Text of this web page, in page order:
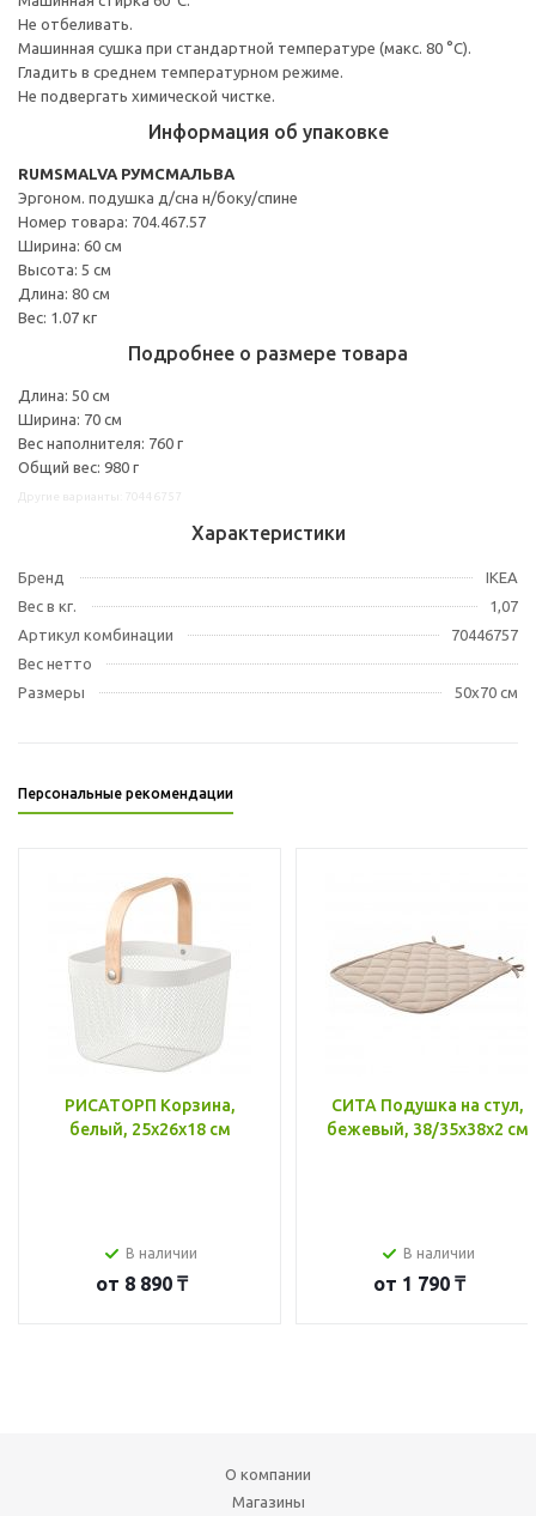
Не отбеливать.
Машинная сушка при стандартной температуре (макс. 80 °C).
Гладить в среднем температурном режиме.
Не подвергать химической чистке.
Информация об упаковке
RUMSMALVA РУМСМАЛЬВА
Эргоном. подушка д/сна н/боку/спине
Номер товара: 704.467.57
Ширина: 60 см
Высота: 5 см
Длина: 80 см
Вес: 1.07 кг
Подробнее о размере товара
Длина: 50 см
Ширина: 70 см
Вес наполнителя: 760 г
Общий вес: 980 г
Характеристики
Бренд
IKEA
Вес в кг.
1,07
Артикул комбинации
70446757
Вес нетто
Размеры
50x70 см
Персональные рекомендации
РИСАТОРП Корзина,
белый, 25x26x18 см
В наличии
от 8 890 ₸
СИТА Подушка на стул,
бежевый, 38/35x38x2 см
В наличии
от 1 790 ₸
О компании
Магазины